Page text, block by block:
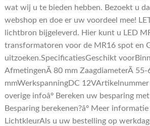
wat wij u te bieden hebben. Bezoekt u
webshop en doe er uw voordeel mee!
lichtbron bijgeleverd. Hier kunt u LED
transformatoren voor de MR16 spot en
uitzoeken.SpecificatiesGeschikt
AfmetingenÃ 80 mm ZaagdiameterÃ 55-
mmWerkspanningDC
overige infoâº Bereken uw besparing
Besparing berekenen?âº Meer
LichtkleurAls u uw bestelling op